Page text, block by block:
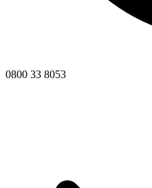
0800 33 8053